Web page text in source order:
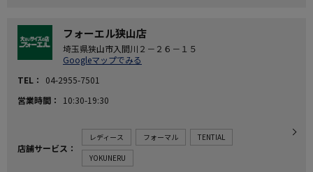
フォーエル狭山店
埼玉県狭山市入間川２－２６－１５
Googleマップでみる
TEL
04-2955-7501
営業時間
10:30-19:30
店舗サービス
レディース フォーマル
TENTIAL
YOKUNERU